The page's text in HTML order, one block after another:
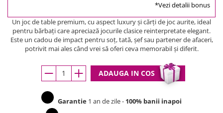
*Vezi detalii bonus
Un joc de table premium, cu aspect luxury și cărți de joc aurite, ideal
pentru bărbați care apreciază jocurile clasice reinterpretate elegant.
Este un cadou de impact pentru soț, tată, șef sau partener de afaceri,
potrivit mai ales când vrei să oferi ceva memorabil și diferit.
ADAUGA IN COS
Garantie 1 an de zile - 100% banii inapoi